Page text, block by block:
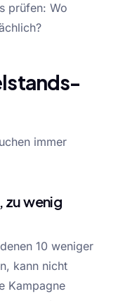
prüfen: Wo
immer
zu wenig
10 weniger
kann nicht
Kampagne